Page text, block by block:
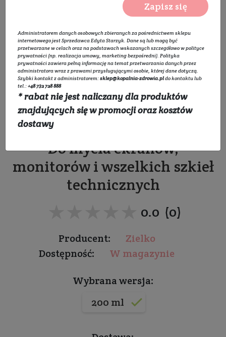
Płyn do mycia ekranów
Do mycia ekranów,
monitorów i wszelkich szkieł
technicznych
0.0 (0)
Producent:
Zielko
Dostępność:
W magazynie
Wybrana wersja:
200 ml
Zapisz się
Administratorem danych osobowych zbieranych za pośrednictwem sklepu
internetowego jest Sprzedawca Edyta Starzyk. Dane są lub mogą być
przetwarzane w celach oraz na podstawach wskazanych szczegółowo wpolityce
prywatności (np. realizacja umowy, marketing bezpośredni). Polityka
prywatnościzawiera pełną informację na temat przetwarzania danych przez
administratora wraz z prawami przysługującymi osobie, której dane dotyczą.
Szybki kontakt z administratorem:sklep@kopalnia-zdrowia.pldo kontaktu lub
tel.:+48 732 728 888
* rabat nie jest naliczany dla produktów
znajdujących się w promocji oraz kosztów
dostawy